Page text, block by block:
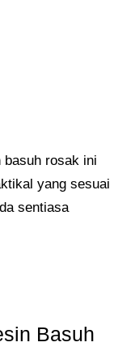
basuh rosak ini
yang sesuai
sentiasa
Basuh